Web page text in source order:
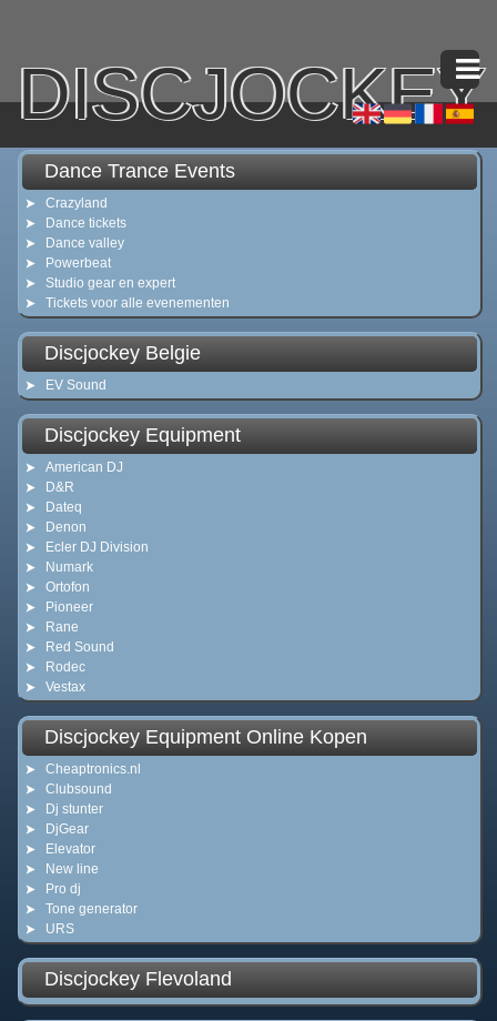
DISCJOCKEY
Dance Trance Events
Crazyland
Dance tickets
Dance valley
Powerbeat
Studio gear en expert
Tickets voor alle evenementen
Discjockey Belgie
EV Sound
Discjockey Equipment
American DJ
D&R
Dateq
Denon
Ecler DJ Division
Numark
Ortofon
Pioneer
Rane
Red Sound
Rodec
Vestax
Discjockey Equipment Online Kopen
Cheaptronics.nl
Clubsound
Dj stunter
DjGear
Elevator
New line
Pro dj
Tone generator
URS
Discjockey Flevoland